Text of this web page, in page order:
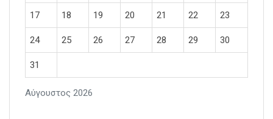
Αύγουστος 2026
17 18 19 20 21 22 23
24 25 26 27 28 29 30
31